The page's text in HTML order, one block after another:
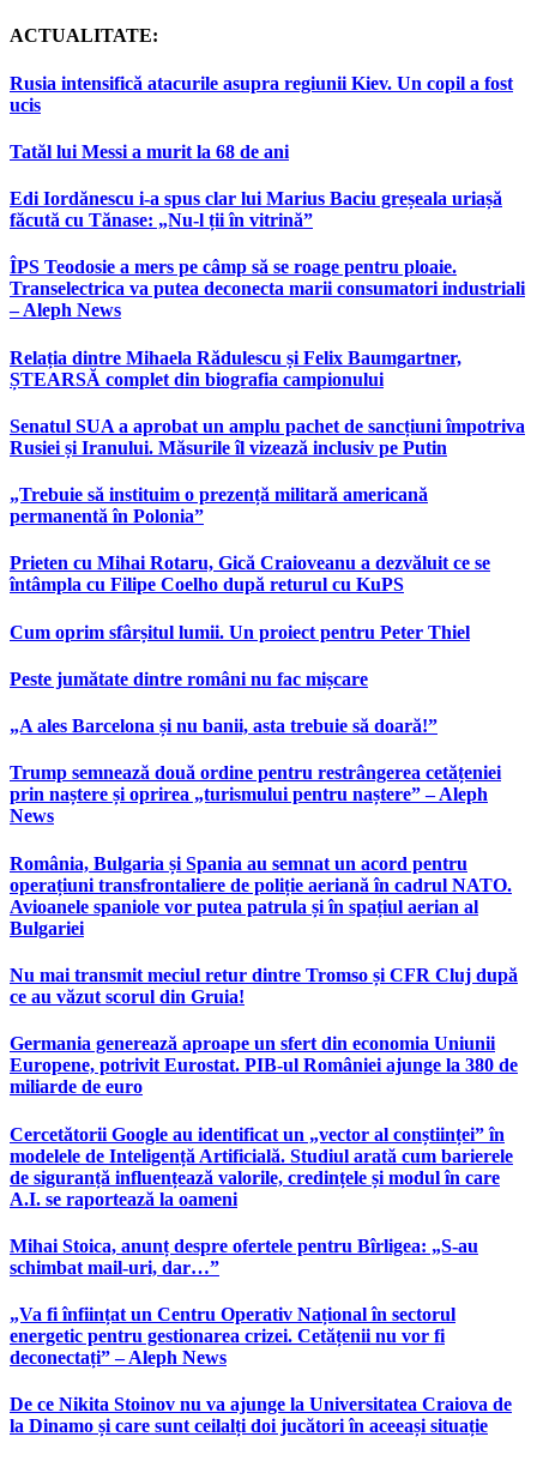
ACTUALITATE:
Rusia intensifică atacurile asupra regiunii Kiev. Un copil a fost
ucis
Tatăl lui Messi a murit la 68 de ani
Edi Iordănescu i-a spus clar lui Marius Baciu greșeala uriașă
făcută cu Tănase: „Nu-l ții în vitrină”
ÎPS Teodosie a mers pe câmp să se roage pentru ploaie.
Transelectrica va putea deconecta marii consumatori industriali
– Aleph News
Relația dintre Mihaela Rădulescu și Felix Baumgartner,
ȘTEARSĂ complet din biografia campionului
Senatul SUA a aprobat un amplu pachet de sancțiuni împotriva
Rusiei și Iranului. Măsurile îl vizează inclusiv pe Putin
„Trebuie să instituim o prezență militară americană
permanentă în Polonia”
Prieten cu Mihai Rotaru, Gică Craioveanu a dezvăluit ce se
întâmpla cu Filipe Coelho după returul cu KuPS
Cum oprim sfârșitul lumii. Un proiect pentru Peter Thiel
Peste jumătate dintre români nu fac mișcare
„A ales Barcelona și nu banii, asta trebuie să doară!”
Trump semnează două ordine pentru restrângerea cetățeniei
prin naștere și oprirea „turismului pentru naștere” – Aleph
News
România, Bulgaria și Spania au semnat un acord pentru
operațiuni transfrontaliere de poliție aeriană în cadrul NATO.
Avioanele spaniole vor putea patrula și în spațiul aerian al
Bulgariei
Nu mai transmit meciul retur dintre Tromso și CFR Cluj după
ce au văzut scorul din Gruia!
Germania generează aproape un sfert din economia Uniunii
Europene, potrivit Eurostat. PIB-ul României ajunge la 380 de
miliarde de euro
Cercetătorii Google au identificat un „vector al conștiinței” în
modelele de Inteligență Artificială. Studiul arată cum barierele
de siguranță influențează valorile, credințele și modul în care
A.I. se raportează la oameni
Mihai Stoica, anunț despre ofertele pentru Bîrligea: „S-au
schimbat mail-uri, dar…”
„Va fi înființat un Centru Operativ Național în sectorul
energetic pentru gestionarea crizei. Cetățenii nu vor fi
deconectați” – Aleph News
De ce Nikita Stoinov nu va ajunge la Universitatea Craiova de
la Dinamo și care sunt ceilalți doi jucători în aceeași situație